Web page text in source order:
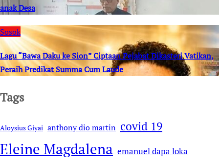
anak Desa
Sosok
Lagu “Bawa Daku ke Sion” Ciptaan Pejabat Dikasteri Vatikan,
Peraih Predikat Summa Cum Laude
Tags
Aloysius Giyai anthony dio martin covid 19
Eleine Magdalena emanuel dapa loka